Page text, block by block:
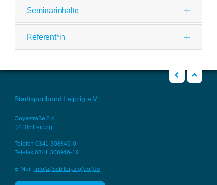
Seminarinhalte
Referent*in
Nach oben
zurück
Stadtsportbund Leipzig e.V.
Goyastraße 2 d
04105 Leipzig
Telefon 0341 308946-0
Telefax 0341 308946-19
E-Mail: info(at)ssb-leipzig(dot)de